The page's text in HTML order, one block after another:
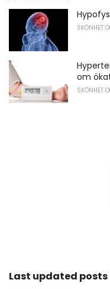
SKÖNHET
om
SKÖNHET
Last updated posts